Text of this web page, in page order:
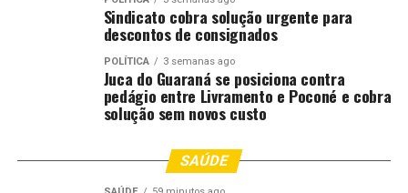
Militar, o Instituto Médico Legal (IML) e a Perícia
Criminal não param os serviços de atendimento à
população durante o feriado.
A Central de Flagrantes do bairro Verdão (Avenida
Professor Ranulfo Paes de Barros, esquina com Av. 8 de
Central de Ocorrências de Cuiabá (Avenida Miguel Sutil,
2.839, bairro Areão) e a Central de Flagrantes de Várzea
Sindicato cobra solução urgente para
descontos de consignados
POLÍTICA 3 semanas ago
Juca do Guaraná se posiciona contra
pedágio entre Livramento e Poconé e cobra
solução sem novos custo
SAÚDE